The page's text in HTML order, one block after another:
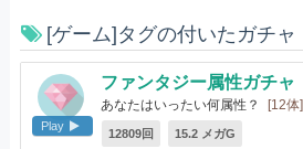
[ゲーム]タグの付いたガチャ
Play
ファンタジー属性ガチャ
あなたはいったい何属性？ [12体]
12809回 15.2 メガG